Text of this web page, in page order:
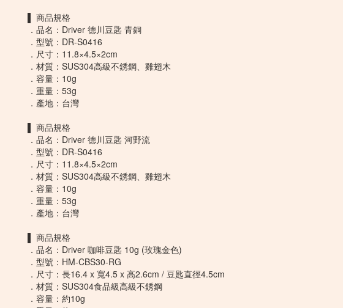
▌ 商品規格
．品名：Driver 德川豆匙 青銅
．型號：DR-S0416
．尺寸：11.8×4.5×2cm
．材質：SUS304高級不銹鋼、雞翅木
．容量：10g
．重量：53g
．產地：台灣
▌ 商品規格
．品名：Driver 德川豆匙 河野流
．型號：DR-S0416
．尺寸：11.8×4.5×2cm
．材質：SUS304高級不銹鋼、雞翅木
．容量：10g
．重量：53g
．產地：台灣
▌ 商品規格
．品名：Driver 咖啡豆匙 10g (玫瑰金色)
．型號：HM-CBS30-RG
．尺寸：長16.4 x 寬4.5 x 高2.6cm / 豆匙直徑4.5cm
．材質：SUS304食品級高級不銹鋼
．容量：約10g